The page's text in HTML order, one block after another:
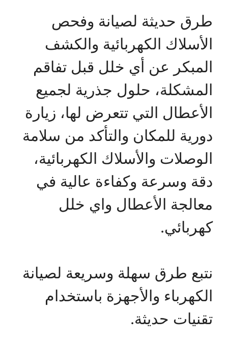
طرق حديثة لصيانة وفحص
الأسلاك الكهربائية والكشف
المبكر عن أي خلل قبل تفاقم
المشكلة، حلول جذرية لجميع
الأعطال التي تتعرض لها، زيارة
دورية للمكان والتأكد من سلامة
الوصلات والأسلاك الكهربائية،
دقة وسرعة وكفاءة عالية في
معالجة الأعطال واي خلل
كهربائي.
نتبع طرق سهلة وسريعة لصيانة
الكهرباء والأجهزة باستخدام
تقنيات حديثة.